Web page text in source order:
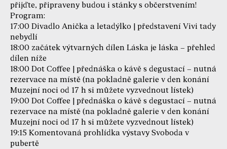
přijďte, připraveny budou i stánky s občerstvením!
Program:
17:00 Divadlo Anička a letadýlko | představení Vivi tady
nebydlí
18:00 začátek výtvarných dílen Láska je láska – přehled
dílen níže
18:00 Dot Coffee | přednáška o kávě s degustací – nutná
rezervace na místě (na pokladně galerie v den konání
Muzejní noci od 17 h si můžete vyzvednout lístek)
19:00 Dot Coffee | přednáška o kávě s degustací – nutná
rezervace na místě (na pokladně galerie v den konání
Muzejní noci od 17 h si můžete vyzvednout lístek)
19:15 Komentovaná prohlídka výstavy Svoboda v
pubertě